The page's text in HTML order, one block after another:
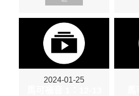
2024-01-25